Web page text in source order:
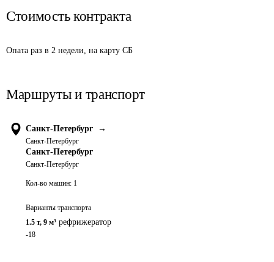
Стоимость контракта
Опата раз в 2 недели, на карту СБ
Маршруты и транспорт
Санкт-Петербург →
Санкт-Петербург
Санкт-Петербург
Санкт-Петербург
Кол-во машин: 1
Варианты транспорта
1.5 т, 9 м³ рефрижератор
-18